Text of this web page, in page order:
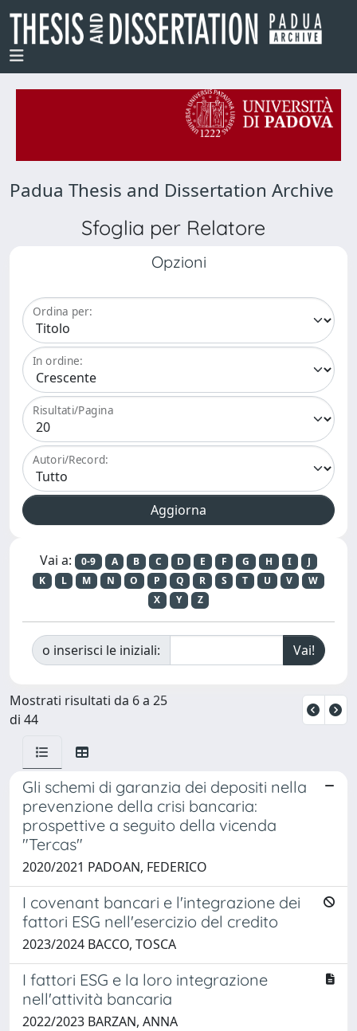
Padua Thesis and Dissertation Archive
Sfoglia per Relatore
Opzioni
Ordina per:
In ordine:
Risultati/Pagina
Autori/Record:
Vai a: 0-9 A B C D E F G H I
J
K
L M N O P Q R S T U V
W
X
Y Z
o inserisci le iniziali:
Mostrati risultati da 6 a 25
di 44
Gli schemi di garanzia dei depositi nella
prevenzione della crisi bancaria:
prospettive a seguito della vicenda
"Tercas"
2020/2021 PADOAN, FEDERICO
I covenant bancari e l'integrazione dei
fattori ESG nell'esercizio del credito
2023/2024 BACCO, TOSCA
I fattori ESG e la loro integrazione
nell'attività bancaria
2022/2023 BARZAN, ANNA